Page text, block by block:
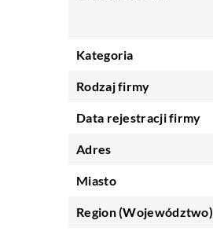
Kategoria
Rodzaj firmy
Data rejestracji firmy
Adres
Miasto
Region (Województwo)